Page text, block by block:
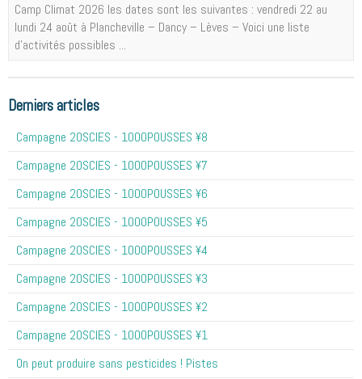
Camp Climat 2026 les dates sont les suivantes : vendredi 22 au
lundi 24 août à Plancheville – Dancy – Lèves – Voici une liste
d'activités possibles ...
Derniers articles
Campagne 20SCIES - 1OOOPOUSSES ¥8
Campagne 20SCIES - 1OOOPOUSSES ¥7
Campagne 20SCIES - 1OOOPOUSSES ¥6
Campagne 20SCIES - 1OOOPOUSSES ¥5
Campagne 20SCIES - 1OOOPOUSSES ¥4
Campagne 20SCIES - 1OOOPOUSSES ¥3
Campagne 20SCIES - 1OOOPOUSSES ¥2
Campagne 20SCIES - 1OOOPOUSSES ¥1
On peut produire sans pesticides ! Pistes